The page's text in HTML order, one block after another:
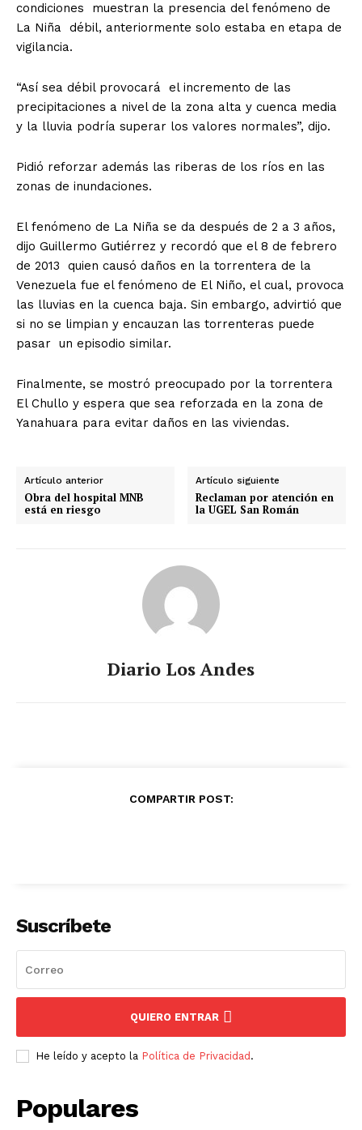
condiciones muestran la presencia del fenómeno de
La Niña débil, anteriormente solo estaba en etapa de
vigilancia.
“Así sea débil provocará el incremento de las
precipitaciones a nivel de la zona alta y cuenca media
y la lluvia podría superar los valores normales”, dijo.
Pidió reforzar además las riberas de los ríos en las
zonas de inundaciones.
El fenómeno de La Niña se da después de 2 a 3 años,
dijo Guillermo Gutiérrez y recordó que el 8 de febrero
de 2013 quien causó daños en la torrentera de la
Venezuela fue el fenómeno de El Niño, el cual, provoca
las lluvias en la cuenca baja. Sin embargo, advirtió que
si no se limpian y encauzan las torrenteras puede
pasar un episodio similar.
Finalmente, se mostró preocupado por la torrentera
El Chullo y espera que sea reforzada en la zona de
Yanahuara para evitar daños en las viviendas.
Artículo anterior
Obra del hospital MNB
está en riesgo
Artículo siguiente
Reclaman por atención en
la UGEL San Román
Diario Los Andes
COMPARTIR POST:
Suscríbete
QUIERO ENTRAR
He leído y acepto la Política de Privacidad .
Populares